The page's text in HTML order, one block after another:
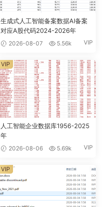
生成式人工智能备案数据AI备案
对应A股代码2024-2026年
2026-08-07 5.56k VIP
人工智能企业数据库1956-2025
年
2026-08-06 5.69k VIP
VIP
VIP